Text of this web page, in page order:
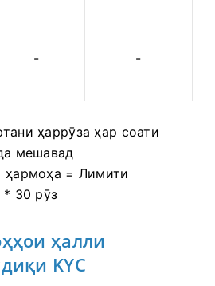
- -
ҳаррӯза ҳар соати
мешавад
ҳармоҳа = Лимити
* 30 рӯз
ҳалли
KYC